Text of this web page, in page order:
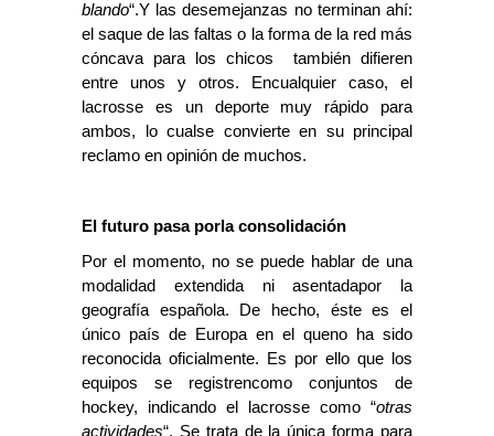
blando“.Y las desemejanzas no terminan ahí:
el saque de las faltas o la forma de la red más
cóncava para los chicos  también difieren
entre unos y otros. Encualquier caso, e
lacrosse es un deporte muy rápido para
ambos, lo cualse convierte en su principal
reclamo en opinión de muchos.
El futuro pasa porla consolidación
Por el momento, no se puede hablar de una
modalidad extendida ni asentadapor la
geografía española. De hecho, éste es el
único país de Europa en el queno ha sido
reconocida oficialmente. Es por ello que los
equipos se registrencomo conjuntos de
hockey, indicando el lacrosse como “otras
actividades“. Se trata de la única forma para